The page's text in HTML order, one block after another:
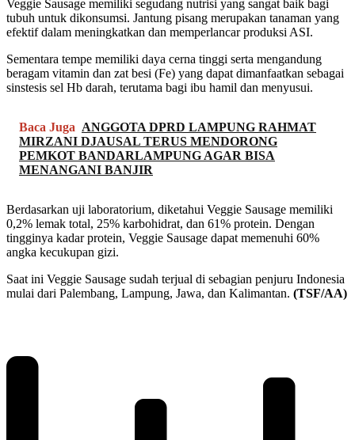
Veggie Sausage memiliki segudang nutrisi yang sangat baik bagi
tubuh untuk dikonsumsi. Jantung pisang merupakan tanaman yang
efektif dalam meningkatkan dan memperlancar produksi ASI.
Sementara tempe memiliki daya cerna tinggi serta mengandung
beragam vitamin dan zat besi (Fe) yang dapat dimanfaatkan sebagai
sinstesis sel Hb darah, terutama bagi ibu hamil dan menyusui.
Baca Juga ANGGOTA DPRD LAMPUNG RAHMAT
MIRZANI DJAUSAL TERUS MENDORONG
PEMKOT BANDARLAMPUNG AGAR BISA
MENANGANI BANJIR
Berdasarkan uji laboratorium, diketahui Veggie Sausage memiliki
0,2% lemak total, 25% karbohidrat, dan 61% protein. Dengan
tingginya kadar protein, Veggie Sausage dapat memenuhi 60%
angka kecukupan gizi.
Saat ini Veggie Sausage sudah terjual di sebagian penjuru Indonesia
mulai dari Palembang, Lampung, Jawa, dan Kalimantan. (TSF/AA)